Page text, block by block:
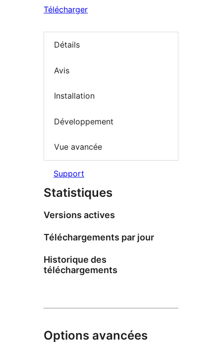
Télécharger
Détails
Avis
Installation
Développement
Vue avancée
Support
Statistiques
Versions actives
Téléchargements par jour
Historique des
téléchargements
Options avancées